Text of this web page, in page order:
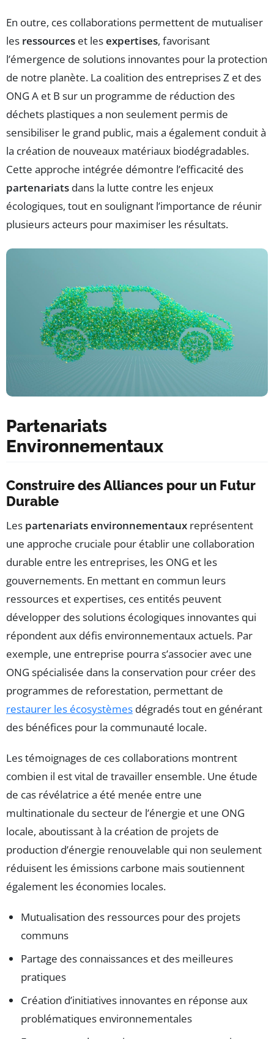
En outre, ces collaborations permettent de mutualiser
les ressources et lesexpertises, favorisant
l’émergence de solutions innovantes pour la protection
de notre planète. La coalition des entreprises Z et des
ONG A et B sur un programme de réduction des
déchets plastiques a non seulement permis de
sensibiliser le grand public, mais a également conduit à
la création de nouveaux matériaux biodégradables.
Cette approche intégrée démontre l’efficacité des
partenariats dans la lutte contre les enjeux
écologiques, tout en soulignant l’importance de réunir
plusieurs acteurs pour maximiser les résultats.
Partenariats
Environnementaux
Construire des Alliances pour un Futur
Durable
Les partenariats environnementaux représentent
une approche cruciale pour établir une collaboration
durable entre les entreprises, les ONG et les
gouvernements. En mettant en commun leurs
ressources et expertises, ces entités peuvent
développer des solutions écologiques innovantes qui
répondent aux défis environnementaux actuels. Par
exemple, une entreprise pourra s’associer avec une
ONG spécialisée dans la conservation pour créer des
programmes de reforestation, permettant de
restaurer les écosystèmes dégradés tout en générant
des bénéfices pour la communauté locale.
Les témoignages de ces collaborations montrent
combien il est vital de travailler ensemble. Une étude
de cas révélatrice a été menée entre une
multinationale du secteur de l’énergie et une ONG
locale, aboutissant à la création de projets de
production d’énergie renouvelable qui non seulement
réduisent les émissions carbone mais soutiennent
également les économies locales.
Mutualisation des ressources pour des projets
communs
Partage des connaissances et des meilleures
pratiques
Création d’initiatives innovantes en réponse aux
problématiques environnementales